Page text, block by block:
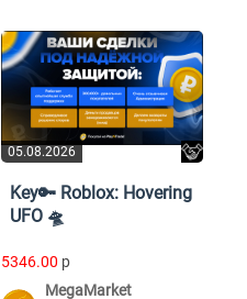
05.08.2026
Key🔑 Roblox: Hovering
UFO 🛸
5346.00 p
MegaMarket